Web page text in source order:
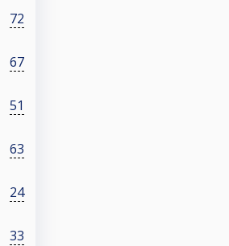
72
67
51
63
24
33